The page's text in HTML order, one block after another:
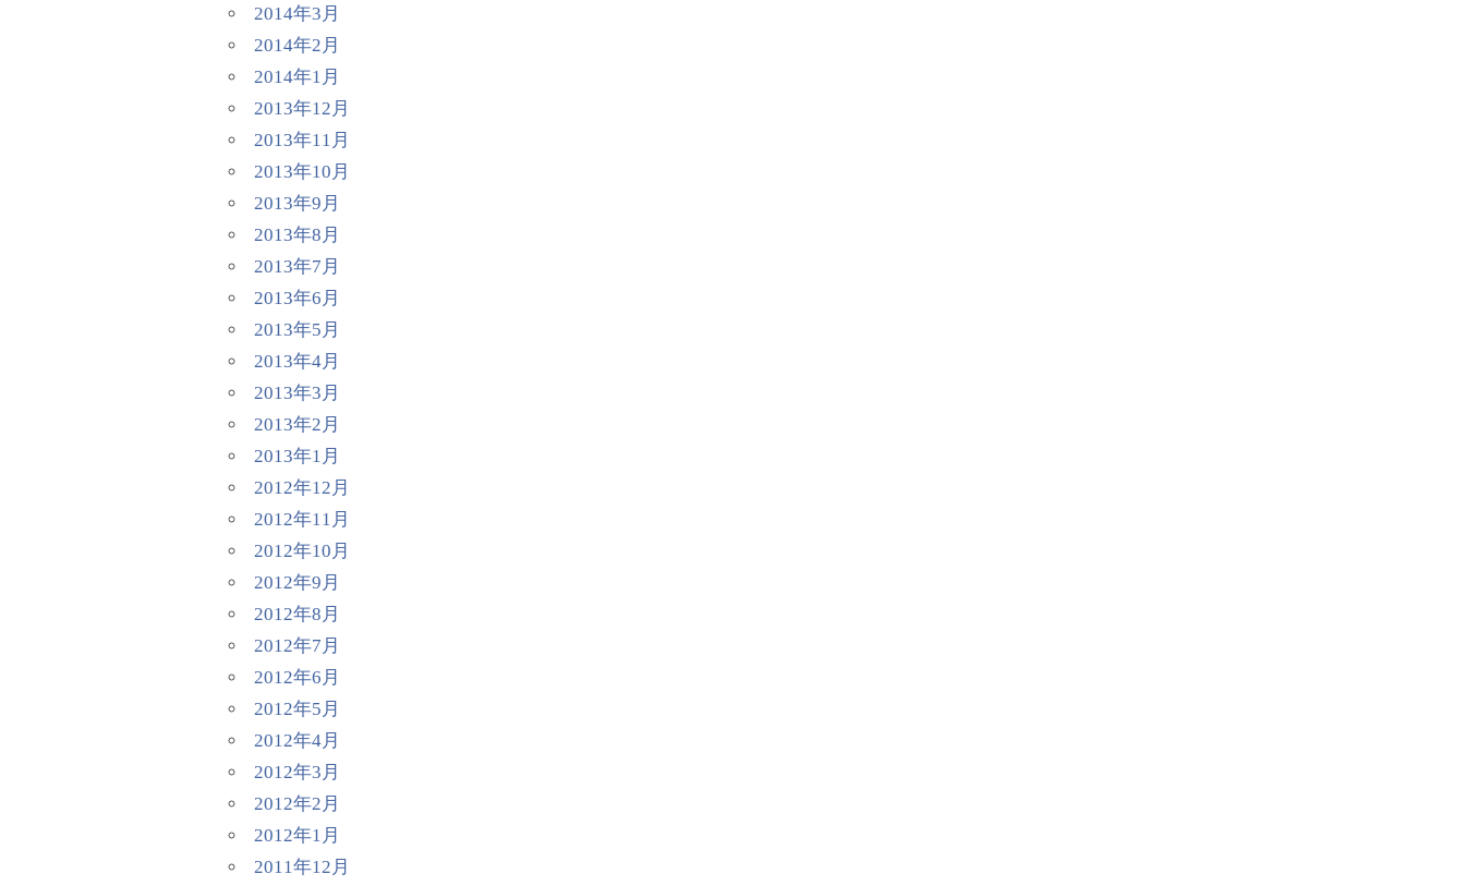
2014年3月
2014年2月
2014年1月
2013年12月
2013年11月
2013年10月
2013年9月
2013年8月
2013年7月
2013年6月
2013年5月
2013年4月
2013年3月
2013年2月
2013年1月
2012年12月
2012年11月
2012年10月
2012年9月
2012年8月
2012年7月
2012年6月
2012年5月
2012年4月
2012年3月
2012年2月
2012年1月
2011年12月